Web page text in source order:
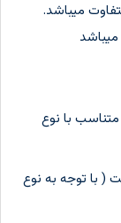
میباشد.
با نوع
( با توجه به نوع